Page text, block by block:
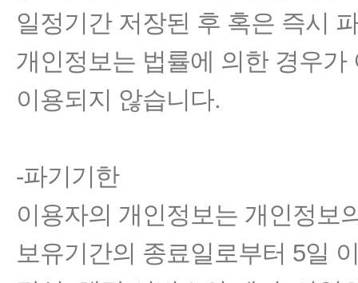
일정기간 저장된 후 혹은 즉시
개인정보는 법률에 의한 경우
이용되지 않습니다.
-파기기한
이용자의 개인정보는 개인정보
보유기간의 종료일로부터 5일